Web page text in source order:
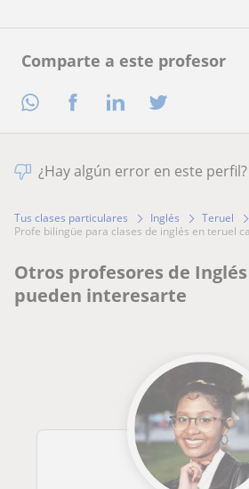
Comparte a este profesor
¿Hay algún error en este perfil?
Tus clases particulares Inglés
Teruel
profe bilingüe para clases de inglés en teruel
Otros profesores de
pueden interesarte